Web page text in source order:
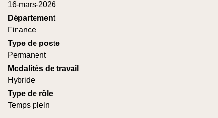
16-mars-2026
Département
Finance
Type de poste
Permanent
Modalités de travail
Hybride
Type de rôle
Temps plein